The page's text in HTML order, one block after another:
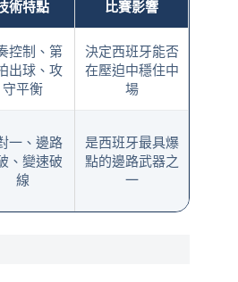
術特點 比賽影響
控制、第
出球、攻
守平衡
決定西班牙能否
在壓迫中穩住中
場
一、邊路
、變速破
線
是西班牙最具爆
點的邊路武器之
一